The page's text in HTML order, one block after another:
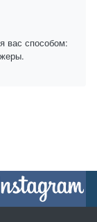
вас способом: